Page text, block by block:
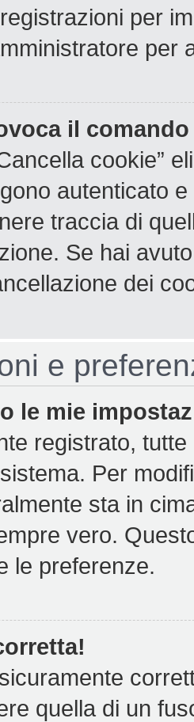
per
per
il
cookie”
autenticato
traccia di
Se hai
dei
e
le mie
registrato,
Per
sta in
vero.
le preferenze.
quella di un